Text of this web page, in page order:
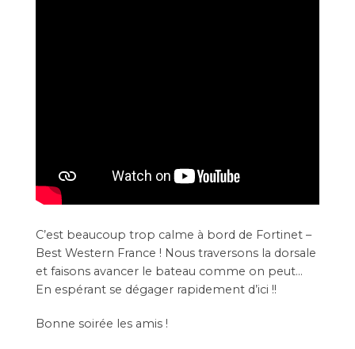
C’est beaucoup trop calme à bord de Fortinet–
Best Western France ! Nous traversons la dorsale
et faisons avancer le bateau comme on peut…
En espérant se dégager rapidement d’ici !!
Bonne soirée les amis !